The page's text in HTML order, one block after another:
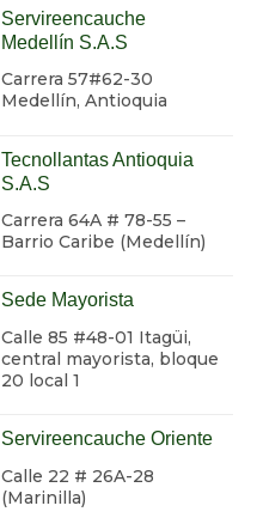
Servireencauche
Medellín S.A.S
Carrera 57#62-30
Medellín, Antioquia
Tecnollantas Antioquia
S.A.S
Carrera 64A # 78-55 –
Barrio Caribe (Medellín)
Sede Mayorista
Calle 85 #48-01 Itagüi,
central mayorista, bloque
20 local 1
Servireencauche Oriente
Calle 22 # 26A-28
(Marinilla)